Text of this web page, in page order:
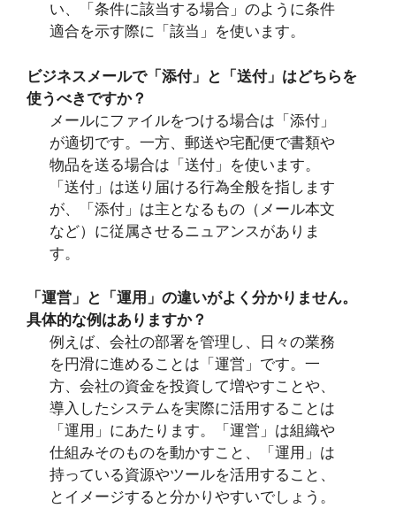
い、「条件に該当する場合」のように条件
適合を示す際に「該当」を使います。
ビジネスメールで「添付」と「送付」はどちらを
使うべきですか？
メールにファイルをつける場合は「添付」
が適切です。一方、郵送や宅配便で書類や
物品を送る場合は「送付」を使います。
「送付」は送り届ける行為全般を指します
が、「添付」は主となるもの（メール本文
など）に従属させるニュアンスがありま
す。
「運営」と「運用」の違いがよく分かりません。
具体的な例はありますか？
例えば、会社の部署を管理し、日々の業務
を円滑に進めることは「運営」です。一
方、会社の資金を投資して増やすことや、
導入したシステムを実際に活用することは
「運用」にあたります。「運営」は組織や
仕組みそのものを動かすこと、「運用」は
持っている資源やツールを活用すること、
とイメージすると分かりやすいでしょう。